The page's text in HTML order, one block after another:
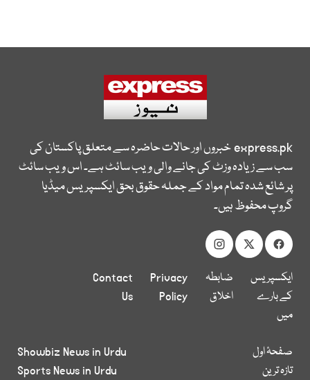
express.pkخبروں اور حالات حاضرہ سے متعلق پاکستان کی
سب سے زیادہ وزٹ کی جانے والی ویب سائٹ ہے۔ اس ویب سائٹ
پر شائع شدہ تمام مواد کے جملہ حقوق بحق ایکسپریس میڈیا
گروپ محفوظ ہیں۔
ایکسپریس
کے بارے
میں
ضابطہ
اخلاق
Privacy
Policy
Contact
Us
صفحۂ اول
تازہ ترین
Showbiz News in Urdu
Sports News in Urdu